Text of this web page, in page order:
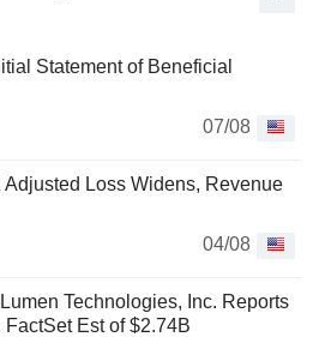
Statement of Beneficial
07/08
Adjusted Loss Widens, Revenue
04/08
Technologies, Inc. Reports
Est of $2.74B